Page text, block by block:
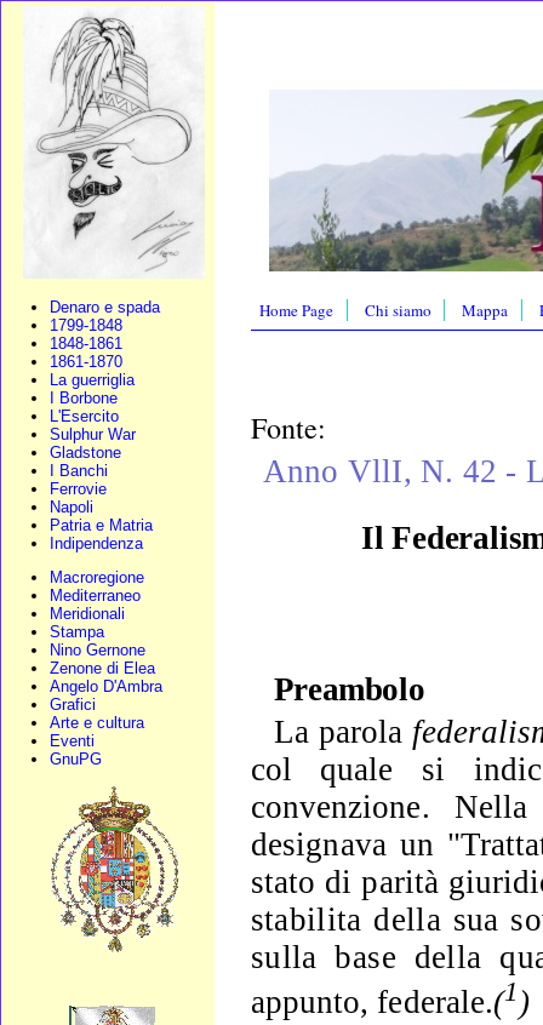
Denaro e spada
1799-1848
1848-1861
1861-1870
La guerriglia
I Borbone
L'Esercito
Sulphur War
Gladstone
I Banchi
Ferrovie
Napoli
Patria e Matria
Indipendenza
Macroregione
Mediterraneo
Meridionali
Stampa
Nino Gernone
Zenone di Elea
Angelo D'Ambra
Grafici
Arte e cultura
Eventi
GnuPG
Home Page Chi siamo Mappa
Fonte:
Anno VllI, N. 42 -
Il
Preambolo
La parola
col quale si
convenzione.
designa­va un
stato di parità
stabilita della sua
sulla base della
appunto, federale.(1 )